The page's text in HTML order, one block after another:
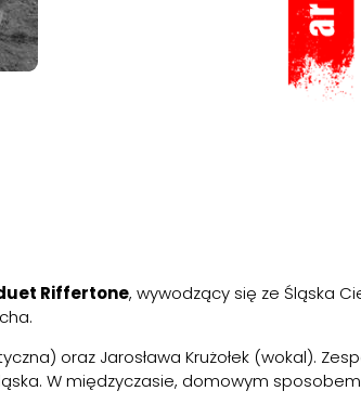
Riffertone, wywodzący się ze Śląska
oraz Jarosława Krużołek (wokal).
W międzyczasie, domowym